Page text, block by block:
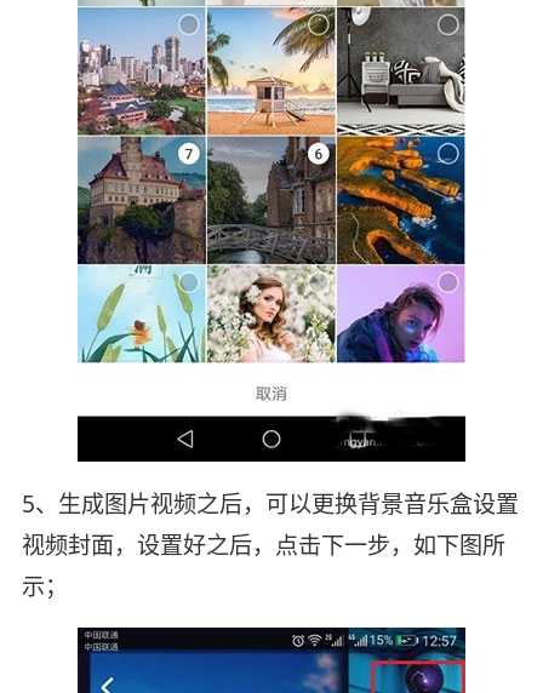
5、生成图片视频之后，可以更换背景音乐盒设置
视频封面，设置好之后，点击下一步，如下图所
示；